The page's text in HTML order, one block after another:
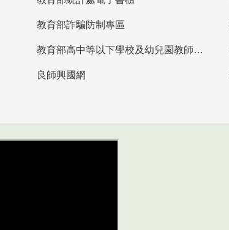
教育部詐騙防制專區
教育部高中等以下學校及幼兒園教師資格檢定考試
良師興國網